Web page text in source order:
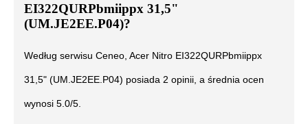
EI322QURPbmiippx 31,5"
(UM.JE2EE.P04)?
Według serwisu Ceneo, Acer Nitro EI322QURPbmiippx
31,5" (UM.JE2EE.P04) posiada 2 opinii, a średnia ocen
wynosi 5.0/5.